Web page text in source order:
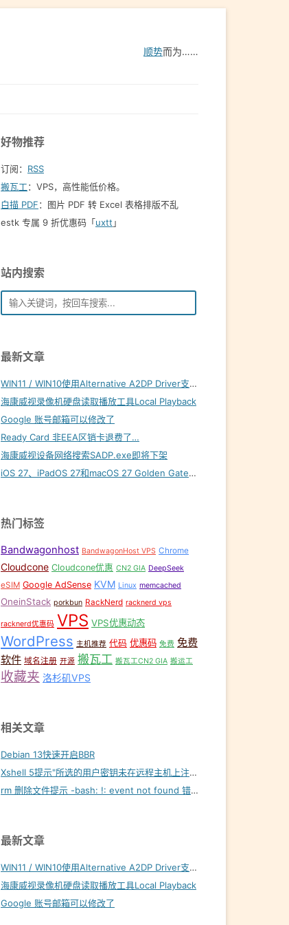
顺势而为……
好物推荐
订阅： RSS
搬瓦工：VPS，高性能低价格。️
白描 PDF：图片 PDF 转 Excel 表格排版不乱
estk 专属 9 折优惠码「uxtt 」
站内搜索
最新文章
WIN11 / WIN10使用Alternative A2DP Driver支持LDAC
海康威视录像机硬盘读取播放工具Local Playback
Google 账号邮箱可以修改了
Ready Card 非EEA区销卡退费了…
海康威视设备网络搜索SADP.exe即将下架
iOS 27、iPadOS 27和macOS 27 Golden Gate内置壁纸下载
热门标签
Bandwagonhost BandwagonHost VPS Chrome
Cloudcone Cloudcone优惠 CN2 GIA DeepSeek
eSIM Google AdSense KVM Linux memcached
OneinStack porkbun RackNerd racknerd vps
racknerd优惠码 VPS VPS优惠动态
WordPress 主机推荐 代码 优惠码 免费 免费
软件 域名注册 开源 搬瓦工 搬瓦工CN2 GIA 搬运工
收藏夹 洛杉矶VPS
相关文章
Debian 13快速开启BBR
Xshell 5提示"所选的用户密钥未在远程主机上注册"
rm 删除文件提示 -bash: !: event not found 错误怎么解决？
最新文章
WIN11 / WIN10使用Alternative A2DP Driver支持LDAC
海康威视录像机硬盘读取播放工具Local Playback
Google 账号邮箱可以修改了